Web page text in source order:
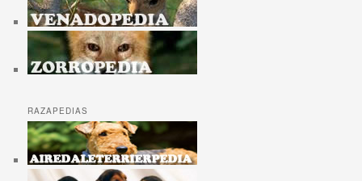
RAZAPEDIAS